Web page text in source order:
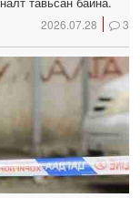
2026.07.28 3